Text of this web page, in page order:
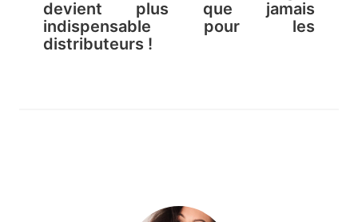
devient plus que jamais
indispensable pour les
distributeurs !